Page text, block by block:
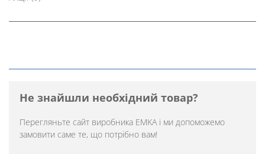
Не знайшли необхідний товар?
Перегляньте сайт виробника EMKAі ми допоможемо
замовити саме те, що потрібно вам!